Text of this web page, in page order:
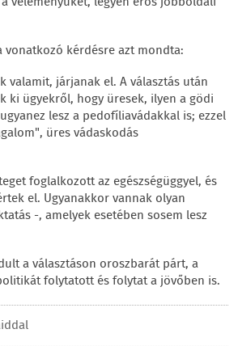
kérdésre azt mondta:
valamit, járjanak el. A választás után
ki ügyekről, hogy üresek, ilyen a gödi
lesz a pedofíliavádakkal is; ezzel
üres vádaskodás
foglalkozott az egészségüggyel, és
el. Ugyanakkor vannak olyan
-, amelyek esetében sosem lesz
a választáson oroszbarát párt, a
folytatott és folytat a jövőben is.